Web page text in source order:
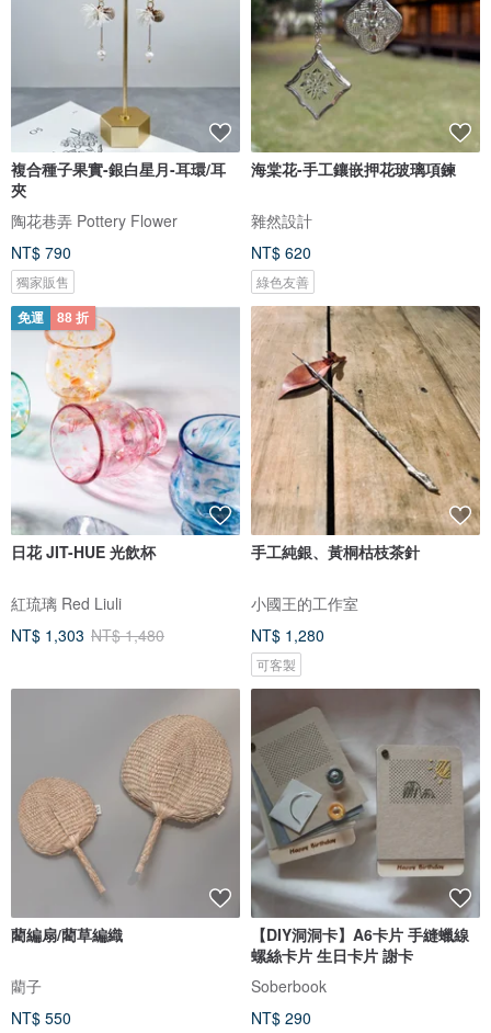
複合種子果實-銀白星月-耳環/耳
夾
陶花巷弄 Pottery Flower
NT$ 790
獨家販售
海棠花-手工鑲嵌押花玻璃項鍊
雜然設計
NT$ 620
綠色友善
免運 88 折
日花 JIT-HUE 光飲杯
紅琉璃 Red Liuli
NT$ 1,303 NT$ 1,480
手工純銀、黃桐枯枝茶針
小國王的工作室
NT$ 1,280
可客製
藺編扇/藺草編織
藺子
NT$ 550
【DIY洞洞卡】A6卡片 手縫蠟線
螺絲卡片 生日卡片 謝卡
Soberbook
NT$ 290